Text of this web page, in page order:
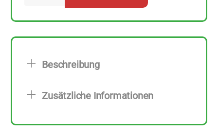
Stück
Beschreibung
Zusätzliche Informationen